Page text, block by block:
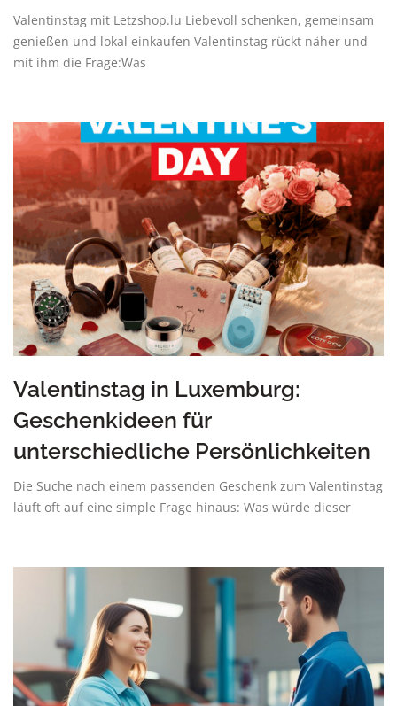
Valentinstag mit Letzshop.lu Liebevoll schenken, gemeinsam
genießen und lokal einkaufen Valentinstag rückt näher und
mit ihm die Frage:Was
Valentinstag in Luxemburg:
Geschenkideen für
unterschiedliche Persönlichkeiten
Die Suche nach einem passenden Geschenk zum Valentinstag
läuft oft auf eine simple Frage hinaus: Was würde dieser